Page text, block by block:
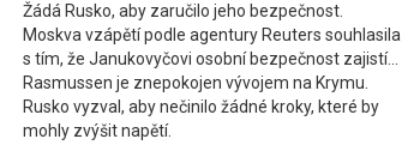
Žádá Rusko, aby zaručilo jeho bezpečnost.
Moskva vzápětí podle agentury Reuters souhlasila
s tím, že Janukovyčovi osobní bezpečnost zajistí...
Rasmussen je znepokojen vývojem na Krymu.
Rusko vyzval, aby nečinilo žádné kroky, které by
mohly zvýšit napětí.